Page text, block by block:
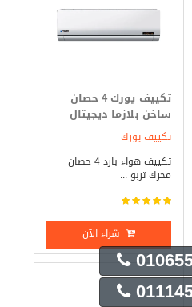
تكييف يورك 4 حصان
ساخن بلازما ديجيتال
تكييف يورك
تكييف هواء بارد 4 حصان
محرك تربو ...
شراء الآن